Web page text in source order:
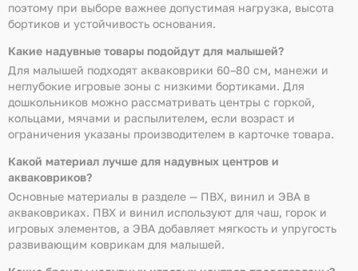
поэтому при выборе важнее допустимая нагрузка, высота
бортиков и устойчивость основания.
Какие надувные товары подойдут для малышей?
Для малышей подходят акваковрики 60–80 см, манежи и
неглубокие игровые зоны с низкими бортиками. Для
дошкольников можно рассматривать центры с горкой,
кольцами, мячами и распылителем, если возраст и
ограничения указаны производителем в карточке товара.
Какой материал лучше для надувных центров и
акваковриков?
Основные материалы в разделе — ПВХ, винил и ЭВА в
акваковриках. ПВХ и винил используют для чаш, горок и
игровых элементов, а ЭВА добавляет мягкость и упругость
развивающим коврикам для малышей.